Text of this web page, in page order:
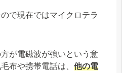
で現在ではマイクロテラ
が電磁波が強いという意
布や携帯電話は、 他の電